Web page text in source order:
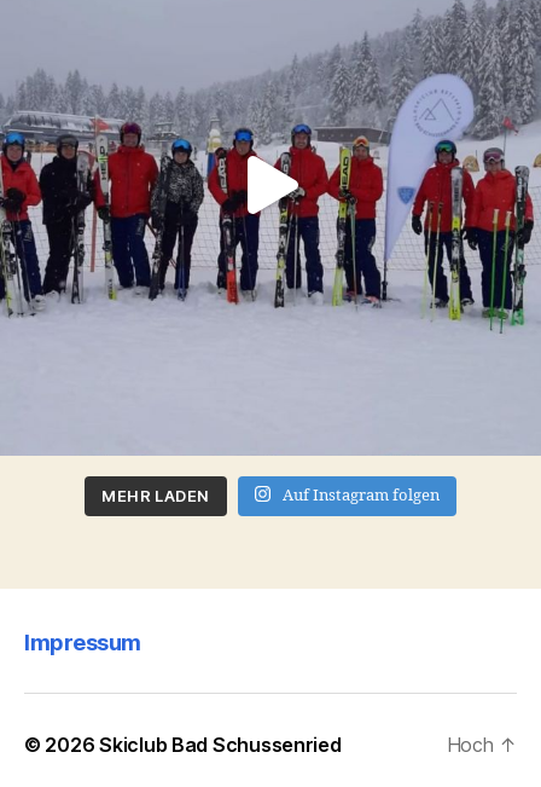
MEHR LADEN Auf Instagram folgen
Impressum
© 2026Skiclub Bad Schussenried Hoch ↑